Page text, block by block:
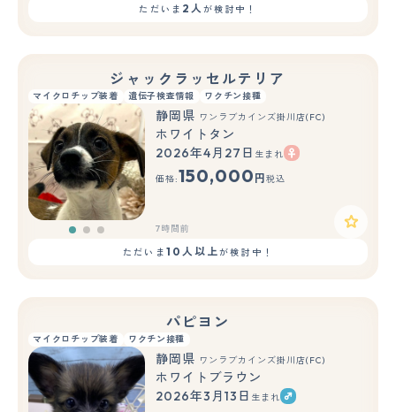
ただいま 2人が検討中！
ジャックラッセルテリア
マイクロチップ装着 遺伝子検査情報 ワクチン接種
もっと見る
静岡県 ワンラブカインズ掛川店(FC)
ホワイトタン
2026年4月27日 生まれ
価格:150,000 円 税込
7時間前
ただいま 10人以上が検討中！
パピヨン
マイクロチップ装着 ワクチン接種
もっと見る
静岡県 ワンラブカインズ掛川店(FC)
ホワイトブラウン
2026年3月13日 生まれ